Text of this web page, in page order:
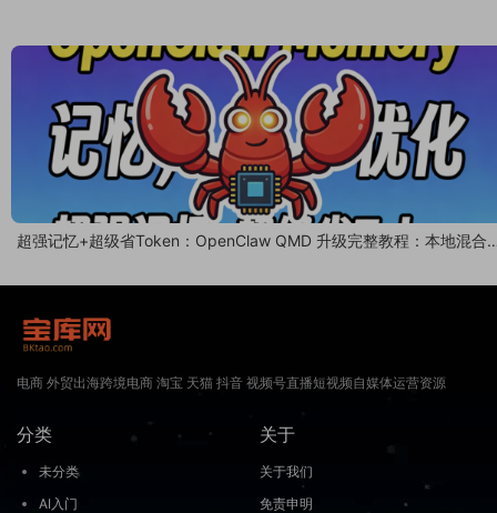
超强记忆+超级省Token：OpenClaw QMD 升级完整教程：本地混合
电商 外贸出海跨境电商 淘宝 天猫 抖音 视频号直播短视频自媒体运营资源
分类
未分类
AI入门
关于
关于我们
免责申明